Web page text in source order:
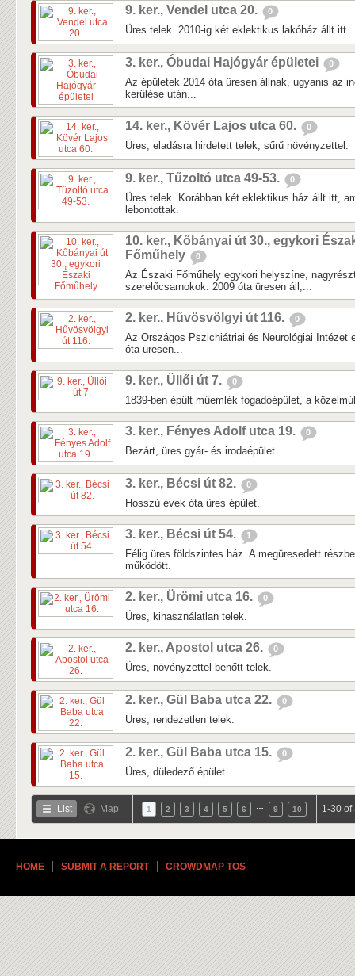
9. ker., Vendel utca 20. 0
Üres telek. 2010-ig két eklektikus lakóház állt itt.
3. ker., Óbudai Hajógyár épületei 0
Az épületek 2014 óta üresen állnak, ugyanis az
kerülése után...
14. ker., Kövér Lajos utca 60. 0
Üres, eladásra hirdetett telek, sűrű növényzettel.
9. ker., Tűzoltó utca 49-53. 0
Üres telek. Korábban két eklektikus ház állt itt,
lebontottak.
10. ker., Kőbányai út 30., egykori
Főműhely
0
Az Északi Főműhely egykori helyszíne,
szerelőcsarnokok. 2009 óta üresen áll,...
2. ker., Hűvösvölgyi út 116. 0
Az Országos Pszichiátriai és Neurológiai Intézet
óta üresen...
9. ker., Üllői út 7. 0
1839-ben épült műemlék fogadóépület, a
3. ker., Fényes Adolf utca 19. 0
Bezárt, üres gyár- és irodaépület.
3. ker., Bécsi út 82. 0
Hosszú évek óta üres épület.
3. ker., Bécsi út 54. 1
Félig üres földszintes ház. A megüresedett
működött.
2. ker., Ürömi utca 16. 0
Üres, kihasználatlan telek.
2. ker., Apostol utca 26. 0
Üres, növényzettel benőtt telek.
2. ker., Gül Baba utca 22. 0
Üres, rendezetlen telek.
2. ker., Gül Baba utca 15. 0
Üres, düledező épület.
List Map 1 2 3 4 5 6 9 10 1-30 of
HOME SUBMIT A REPORT CROWDMAP TOS